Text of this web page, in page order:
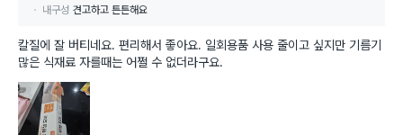
내구성 견고하고 튼튼해요
칼질에 잘 버티네요. 편리해서 좋아요. 일회용품 사용 줄이고 싶지만 기름기
많은 식재료 자를때는 어쩔 수 없더라구요.